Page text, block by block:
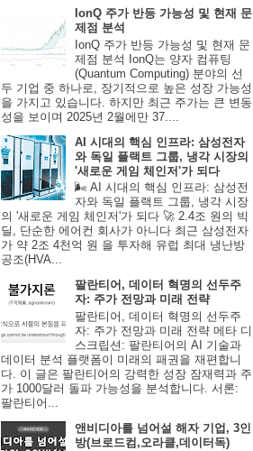
IonQ 주가 반등 가능성 및 현재 문
제점 분석
IonQ 주가 반등 가능성 및 현재 문
제점 분석 IonQ는 양자 컴퓨팅
(Quantum Computing) 분야의 선
두 기업 중 하나로, 장기적으로 높은 성장 가능성
을 가지고 있습니다. 하지만 최근 주가는 큰 변동
성을 보이며 2025년 2월에만 37....
AI 시대의 핵심 인프라: 삼성전자
와 독일 플랙트 그룹, 냉각 시장의
'새로운 게임 체인저'가 되다
🌬️ AI 시대의 핵심 인프라: 삼성전
자와 독일 플랙트 그룹, 냉각 시장
의 '새로운 게임 체인저'가 되다 🚀 2.4조 원의 빅
딜, 단순한 에어컨 회사가 아니다 최근 삼성전자
가 약 2조 4천억 원 을 투자해 유럽 최대 냉난방
공조(HVA...
팔란티어, 데이터 혁명의 선두주
자: 주가 전망과 미래 전략
팔란티어, 데이터 혁명의 선두주
자: 주가 전망과 미래 전략 메타 디
스크립션: 팔란티어의 AI 기술과
데이터 분석 플랫폼이 미래의 패권을 재편합니
다. 이 글은 팔란티어의 강력한 성장 잠재력과 주
가 1000달러 돌파 가능성을 분석합니다. 서론:
팔란티어...
앤비디아를 넘어설 해자 기업, 3인
방(브로드컴,오라클,데이터독)